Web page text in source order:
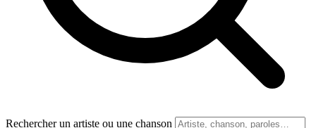
Rechercher un artiste ou une chanson